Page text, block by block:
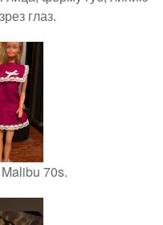
глаз.
70s.